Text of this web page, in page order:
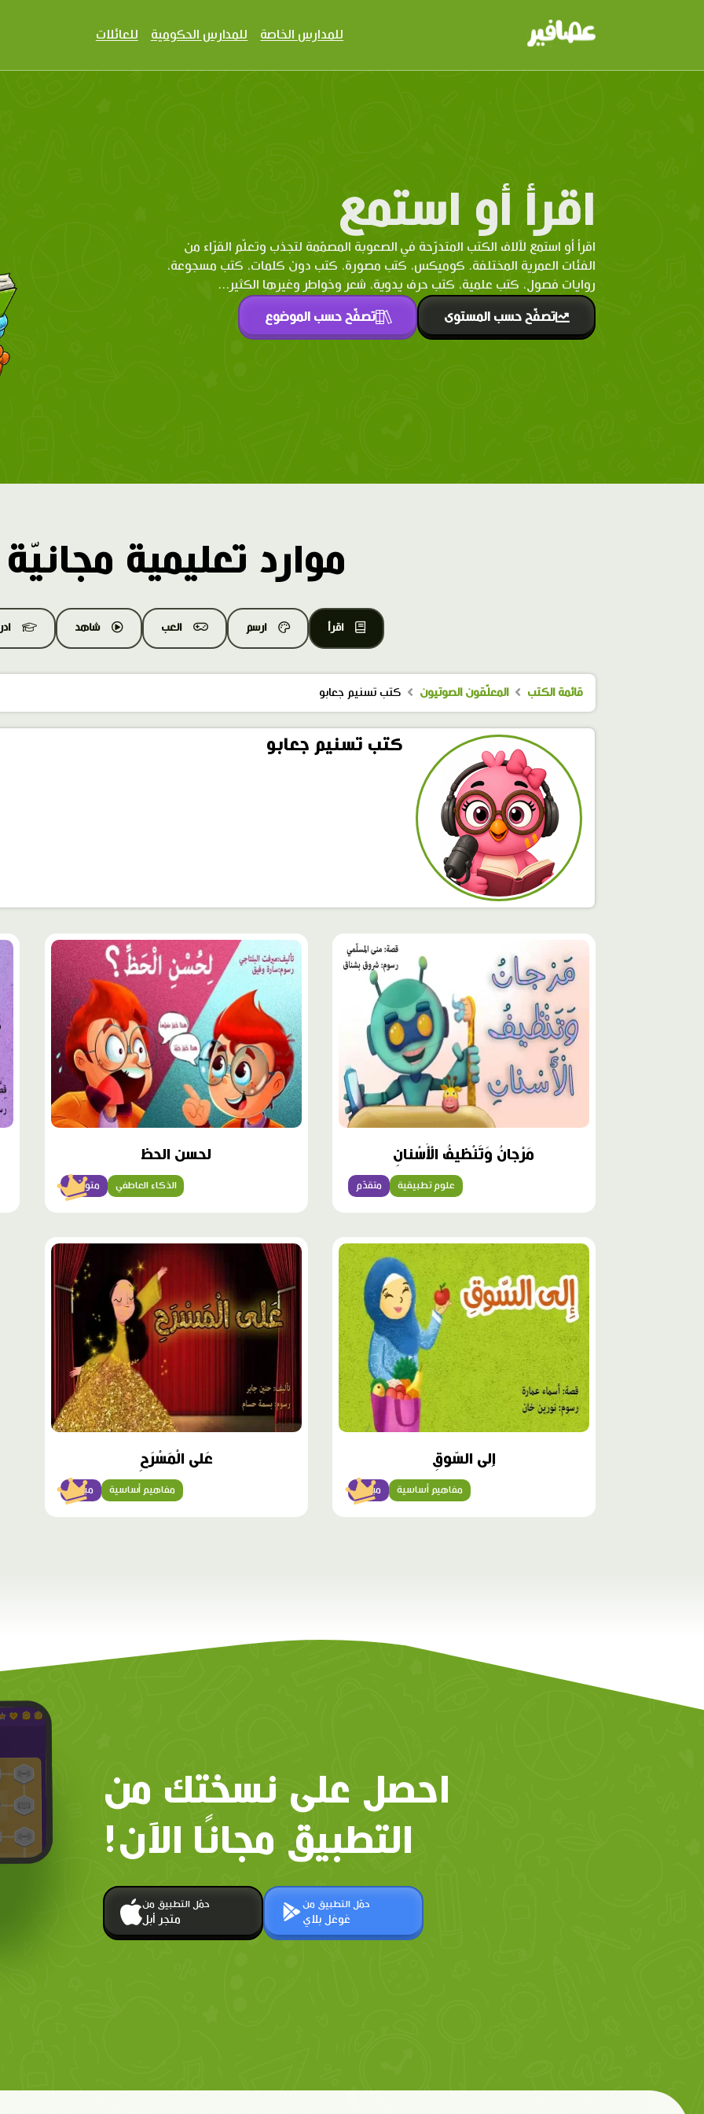
للمدارس الخاصة للمدارس الحكومية للعائلات
اقرأ أو استمع
اقرأ أو استمع لآلاف الكتب المتدرّحة في الصعوبة المصمّمة لتجذب وتعلّم القرّاء من
الفئات العمرية المختلفة. كوميكس، كتب مصورة، كتب دون كلمات، كتب مسجوعة،
روايات فصول، كتب علمية، كتب حرف يدوية، شعر وخواطر وغيرها الكثير...
تصفّح حسب المستوى تصفّح حسب الموضوع
موارد تعليمية مجانيّة
اقرأ ارسم العب شاهد
قائمة الكتب المعلّقون الصوتيون كتب تسنيم جعابو
كتب تسنيم جعابو
مَرْجانُ وَتَنْظيفُ الْأَسْنانِ
متقدّم علوم تطبيقية
محتوى
مميّز
لحسن الحظ
متوسّط الذكاء العاطفي
محتوى
مميّز
إِلى السّوقِ
مبتدئ مفاهيم أساسية
محتوى
مميّز
عَلى الْمَسْرَحِ
مبتدئ مفاهيم أساسية
احصل على نسختك من
التطبيق مجانًا الآن!
حمّل التطبيق من
متجر أبل
حمّل التطبيق من
غوغل بلاي